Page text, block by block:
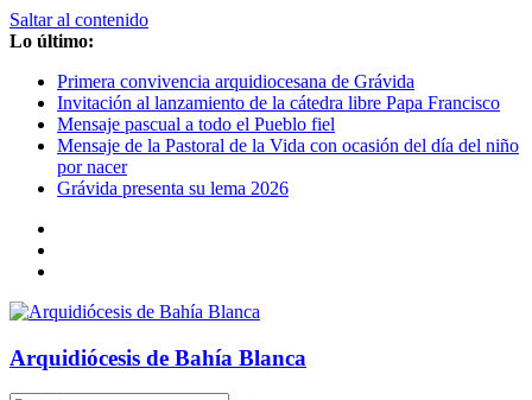
Saltar al contenido
Lo último:
Primera convivencia arquidiocesana de Grávida
Invitación al lanzamiento de la cátedra libre Papa Francisco
Mensaje pascual a todo el Pueblo fiel
Mensaje de la Pastoral de la Vida con ocasión del día del niño
por nacer
Grávida presenta su lema 2026
Arquidiócesis de Bahía Blanca